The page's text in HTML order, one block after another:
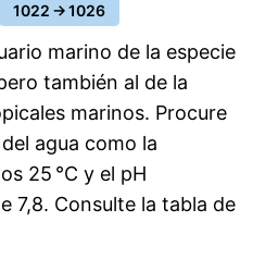
1022 → 1026
marino de la especie
también al de la
marinos. Procure
agua como la
25 °C y el pH
7,8. Consulte la tabla de